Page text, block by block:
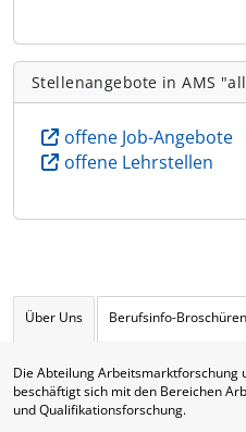
Stellenangebote in AMS
offene Job-Angebote
offene Lehrstellen
Über Uns Berufsinfo-Broschüren
Die Abteilung Arbeitsmarktforschung
beschäftigt sich mit den Bereichen
und Qualifikationsforschung.